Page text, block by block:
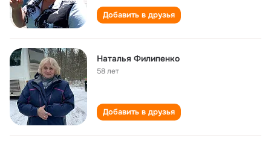
Добавить в друзья
Наталья Филипенко
58 лет
Добавить в друзья